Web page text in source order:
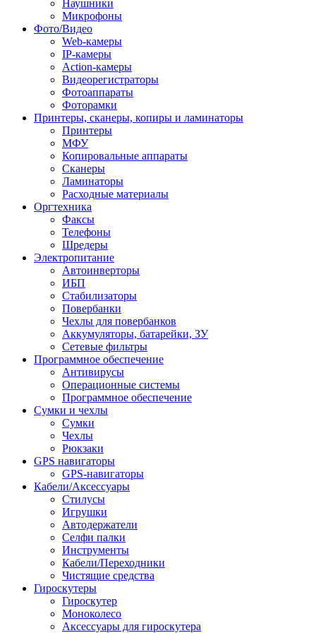
Наушники
Микрофоны
Фото/Видео
Web-камеры
IP-камеры
Action-камеры
Видеорегистраторы
Фотоаппараты
Фоторамки
Принтеры, сканеры, копиры и ламинаторы
Принтеры
МФУ
Копировальные аппараты
Сканеры
Ламинаторы
Расходные материалы
Оргтехника
Факсы
Телефоны
Шредеры
Электропитание
Автоинверторы
ИБП
Стабилизаторы
Повербанки
Чехлы для повербанков
Аккумуляторы, батарейки, ЗУ
Сетевые фильтры
Программное обеспечение
Антивирусы
Операционные системы
Программное обеспечение
Сумки и чехлы
Сумки
Чехлы
Рюкзаки
GPS навигаторы
GPS-навигаторы
Кабели/Аксессуары
Стилусы
Игрушки
Автодержатели
Селфи палки
Инструменты
Кабели/Переходники
Чистящие средства
Гироскутеры
Гироскутер
Моноколесо
Аксессуары для гироскутера